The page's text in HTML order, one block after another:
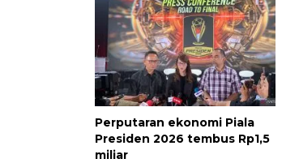
Perputaran ekonomi Piala
Presiden 2026 tembus Rp1,5
miliar